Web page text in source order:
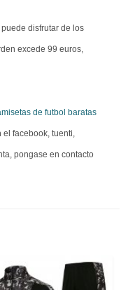
puede disfrutar de los
excede 99 euros,
de futbol baratas
el facebook, tuenti,
pongase en contacto